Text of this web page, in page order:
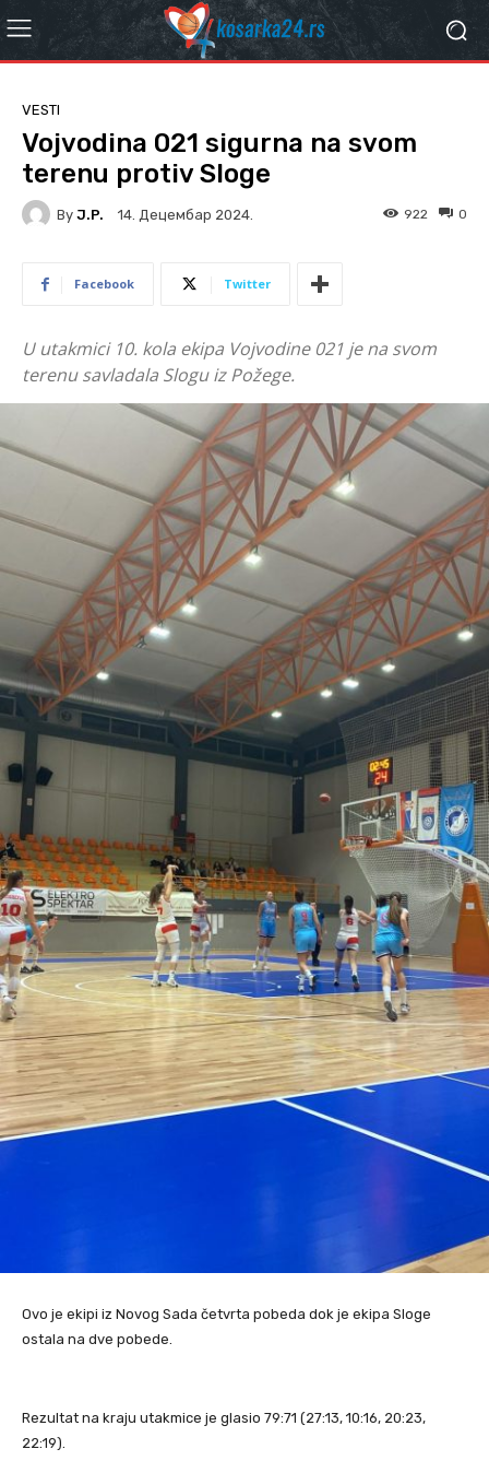
VESTI
Vojvodina 021 sigurna na svom
terenu protiv Sloge
By J.P. 14. Децембар 2024. 0
922
Facebook Twitter
U utakmici 10. kola ekipa Vojvodine 021 je na svom
terenu savladala Slogu iz Požege.
Ovo je ekipi iz Novog Sada četvrta pobeda dok je ekipa Sloge
ostala na dve pobede.
Rezultat na kraju utakmice je glasio 79:71 (27:13, 10:16, 20:23,
22:19).